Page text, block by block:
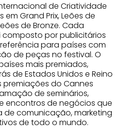
de Criatividade
Grand Prix, Leões de
de Bronze. Cada
composto por publicitários
para países com
de peças no festival. O
mais premiados,
de Estados Unidos e Reino
premiações do Cannes
de seminários,
encontros de negócios que
de comunicação, marketing
de todo o mundo.